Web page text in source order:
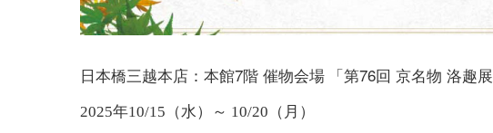
日本橋三越本店 ： 本館7階 催物会場 「 第76回 京名物 洛趣展
2025年10/15（水）～ 10/20（月）